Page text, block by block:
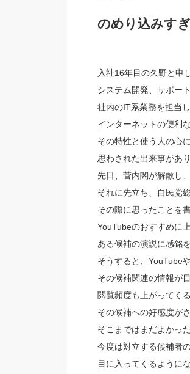
のめり込みす
入社16年目の久野と申
システム開発、サポー
社内のIT系業務を担当し
インターネットの便利
その特性と使う人の心
思わされた出来事があり
先日、菅内閣が解散し
それに先立ち、自民党
その際に思ったことを
YouTubeのおすすめに
ある候補の演説に感銘
そうすると、YouTube
その候補関連の情報が
閲覧頻度も上がってく
その候補への好感度が
そこまではまだよかっ
今度は対立する候補者
目に入ってくるように